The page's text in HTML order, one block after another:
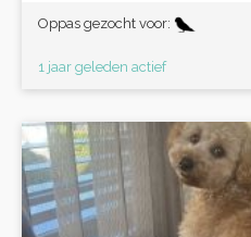
Oppas gezocht voor:
1 jaar geleden actief